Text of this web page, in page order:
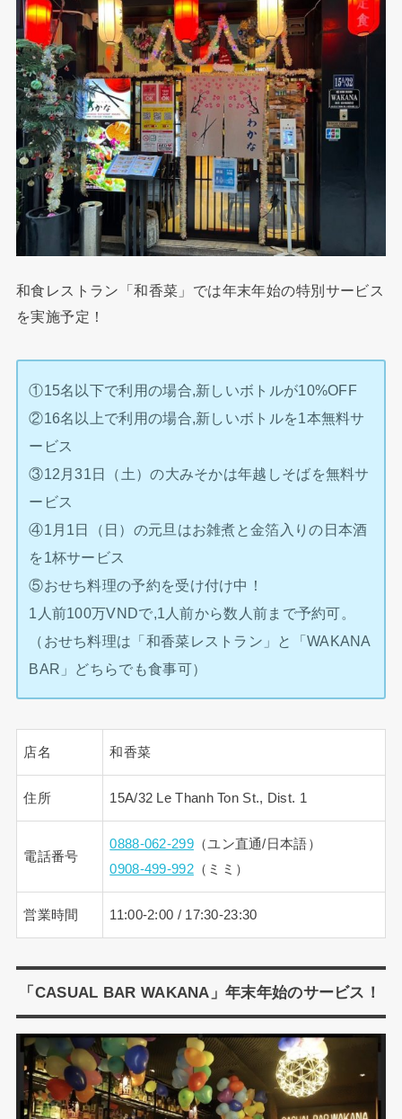
和食レストラン「和香菜」では年末年始の特別サービス
を実施予定！
①15名以下で利用の場合,新しいボトルが10%OFF
②16名以上で利用の場合,新しいボトルを1本無料サ
ービス
③12月31日（土）の大みそかは年越しそばを無料サ
ービス
④1月1日（日）の元旦はお雑煮と金箔入りの日本酒
を1杯サービス
⑤おせち料理の予約を受け付け中！
1人前100万VNDで,1人前から数人前まで予約可。
（おせち料理は「和香菜レストラン」と「WAKANA
BAR」どちらでも食事可）
店名 和香菜
住所 15A/32 Le Thanh Ton St., Dist. 1
電話番号
0888-062-299（ユン直通/日本語）
0908-499-992（ミミ）
営業時間 11:00-2:00 / 17:30-23:30
「CASUAL BAR WAKANA」年末年始のサービス！